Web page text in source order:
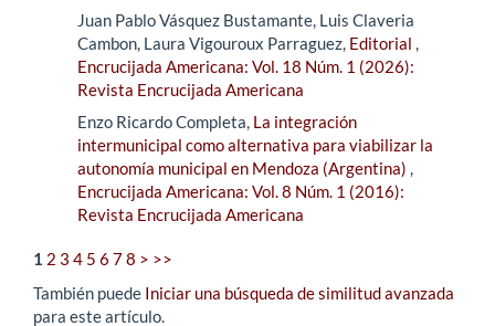
Juan Pablo Vásquez Bustamante, Luis Claveria
Cambon, Laura Vigouroux Parraguez, Editorial ,
Encrucijada Americana: Vol. 18 Núm. 1 (2026):
Revista Encrucijada Americana
Enzo Ricardo Completa, La integración
intermunicipal como alternativa para viabilizar la
autonomía municipal en Mendoza (Argentina) ,
Encrucijada Americana: Vol. 8 Núm. 1 (2016):
Revista Encrucijada Americana
1 2 3 4 5 6 78 > >>
También puede Iniciar una búsqueda de similitud avanzada
para este artículo.